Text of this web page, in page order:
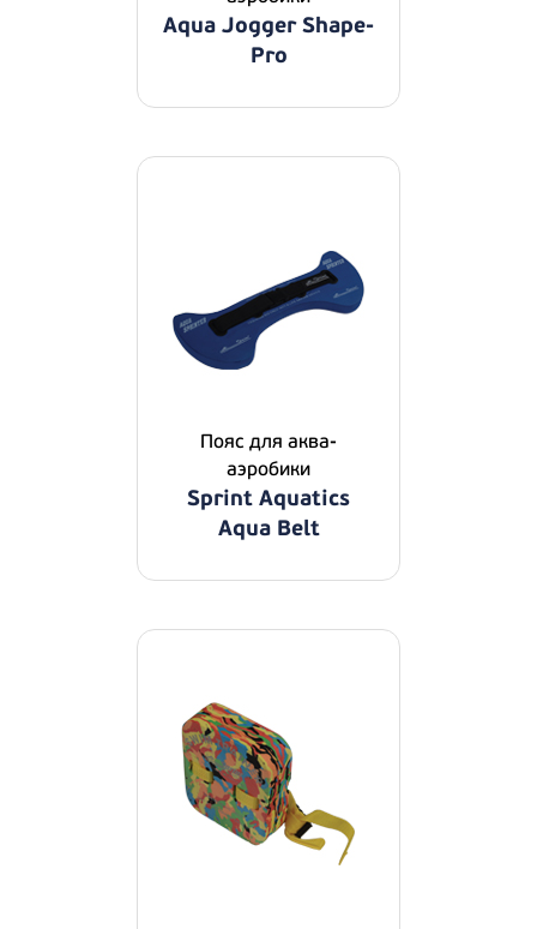
Aqua Jogger Shape-
Pro
Пояс для аква-
аэробики
Sprint Aquatics
Aqua Belt